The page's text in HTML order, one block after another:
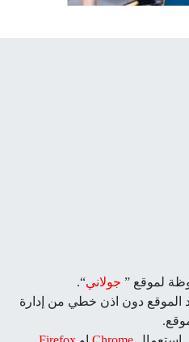
لموقع ” جولاني“.
الموقع دون اذن خطي من إدارة